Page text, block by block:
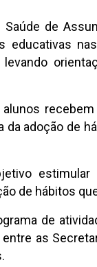
de
educativas
levando
da adoção de
estimular
de hábitos
de
as